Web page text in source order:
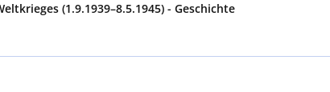
(1.9.1939–8.5.1945) - Geschichte